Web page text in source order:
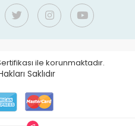
ile korunmaktadır.
Saklıdır